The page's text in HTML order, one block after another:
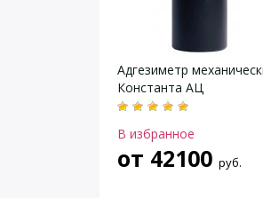
Адгезиметр
Константа АЦ
В избранное
от 42100 руб.